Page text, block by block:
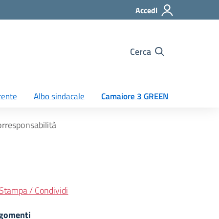
Accedi
Cerca
Albo sindacale Camaiore 3 GREEN
/ Condividi